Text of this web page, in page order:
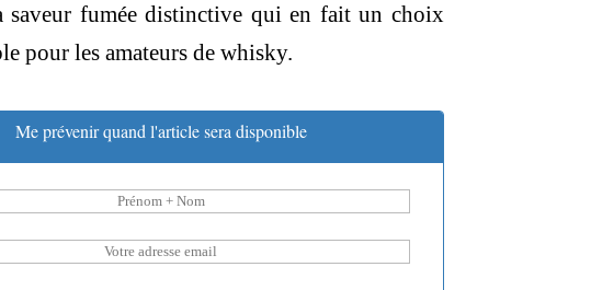
saveur fumée distinctive qui en fait un choix
pour les amateurs de whisky.
Me prévenir quand l'article sera disponible